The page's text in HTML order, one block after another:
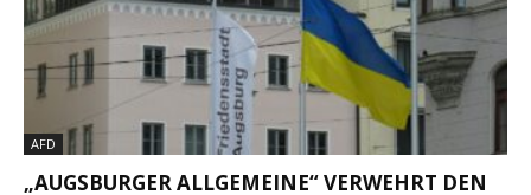
AFD
„AUGSBURGER ALLGEMEINE“ VERWEHRT DEN